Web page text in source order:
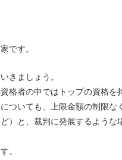
です。
きましょう。
格者の中ではトップの資格を
ついても、上限金額の制限な
）と、裁判に発展するよう
。